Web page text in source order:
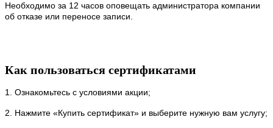
Необходимо за 12 часов оповещать администратора компании
об отказе или переносе записи.
Как пользоваться сертификатами
1. Ознакомьтесь с условиями акции;
2. Нажмите «Купить сертификат» и выберите нужную вам услугу;